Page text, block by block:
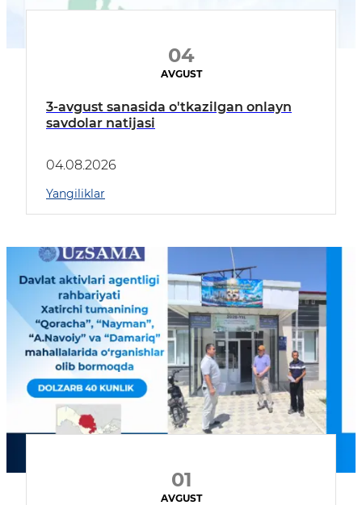
04
AVGUST
3-avgust sanasida o'tkazilgan onlayn
savdolar natijasi
04.08.2026
Yangiliklar
01
AVGUST